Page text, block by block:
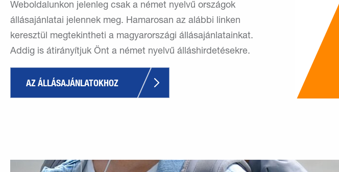
Weboldalunkon jelenleg csak a német nyelvű országok
állásajánlatai jelennek meg. Hamarosan az alábbi linken
keresztül megtekintheti a magyarországi állásajánlatainkat.
Addig is átirányítjuk Önt a német nyelvű álláshirdetésekre.
AZ ÁLLÁSAJÁNLATOKHOZ